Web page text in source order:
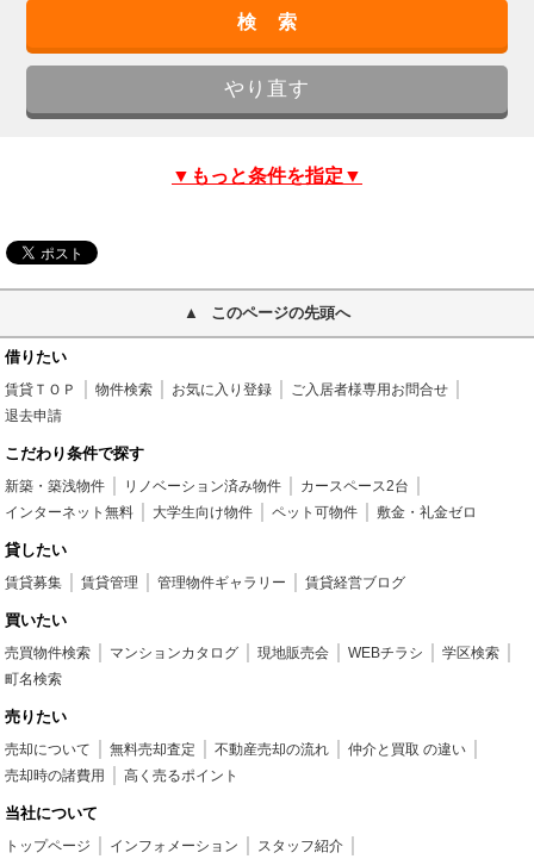
▼もっと条件を指定▼
このページの先頭へ
借りたい
賃貸ＴＯＰ 物件検索 お気に入り登録
ご入居者様専用お問合せ
退去申請
こだわり条件で探す
新築・築浅物件 リノベーション済み物件
カースペース2台
インターネット無料
大学生向け物件 ペット可物件 敷金・礼金ゼロ
貸したい
賃貸募集 賃貸管理 管理物件ギャラリー 賃貸経営ブログ
買いたい
売買物件検索 マンションカタログ 現地販売会 WEBチラシ
学区検索
町名検索
売りたい
売却について 無料売却査定 不動産売却の流れ
仲介と買取 の違い
売却時の諸費用
高く売るポイント
当社について
トップページ インフォメーション
スタッフ紹介